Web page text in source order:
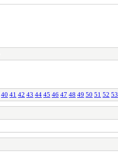
40 41 42 43 44 45 46 47 48 49 50 51 52 53